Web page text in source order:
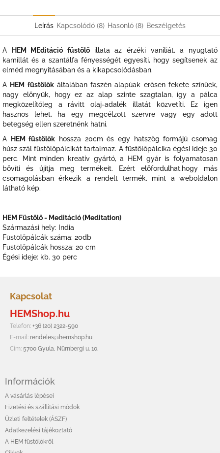
Leírás Kapcsolódó (8) Hasonló (8) Beszélgetés
A HEM MEditáció füstölő illata az érzéki vaníliát, a nyugtató
kamillát és a szantálfa fényességét egyesíti, hogy segítsenek az
elméd megnyitásában és a kikapcsolódásban.
A HEM füstölőkáltalában faszén alapúak erősen fekete színűek,
nagy előnyük, hogy ez az alap szinte szagtalan, így a pálca
megközelítőleg a rávitt olaj-adalék illatát közvetíti. Ez igen
hasznos lehet, ha egy megcélzott szervre vagy egy adott
betegség ellen szeretnénk hatni.
A
HEM füstölők hossza 20cm és egy hatszög formájú csomag
húsz szál füstölőpálcikát tartalmaz. A füstölőpálcika égési ideje 30
perc. Mint minden kreatív gyártó, a HEM gyár is folyamatosan
bővíti és újítja meg termékeit. Ezért előfordulhat,hogy más
csomagolásban érkezik a rendelt termék, mint a weboldalon
látható kép.
HEM Füstölő - Meditáció (Meditation)
Származási hely: India
Füstölőpálcák száma: 20db
Füstölőpálcák hossza: 20 cm
Égési ideje: kb. 30 perc
Kapcsolat
HEMShop.hu
Telefon: +36 (20) 2322-590
E-mail: rendeles@hemshop.hu
Cím: 5700 Gyula, Nürnbergi u. 10.
Információk
A vásárlás lépései
Fizetési és szállítási módok
Üzleti feltételek (ÁSZF)
Adatkezelési tájékoztató
A HEM füstölőkről